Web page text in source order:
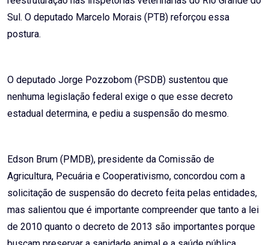
Sul. O deputado Marcelo Morais (PTB) reforçou essa
postura.
O deputado Jorge Pozzobom (PSDB) sustentou que
nenhuma legislação federal exige o que esse decreto
estadual determina, e pediu a suspensão do mesmo.
Edson Brum (PMDB), presidente da Comissão de
Agricultura, Pecuária e Cooperativismo, concordou com a
solicitação de suspensão do decreto feita pelas entidades,
mas salientou que é importante compreender que tanto a lei
de 2010 quanto o decreto de 2013 são importantes porque